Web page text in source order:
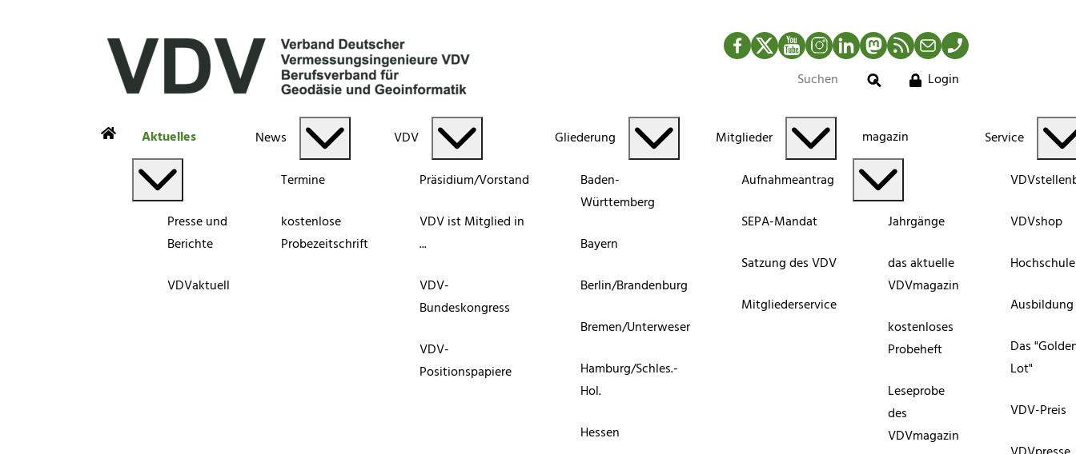
Facebook
TwitterYouTubeInstagram
LinkedInMastodonRSS-Newsfeed
MailTelefon
Suche
Login
Aktuelles
Presse und
Berichte
VDVaktuell
News
Termine
kostenlose
Probezeitschrift
VDV
Präsidium/Vorstand
VDV ist Mitglied in
...
VDV-
Bundeskongress
VDV-
Positionspapiere
Gliederung
Baden-
Württemberg
Bayern
Berlin/Brandenburg
Bremen/Unterweser
Hamburg/Schles.-
Hol.
Hessen
Mitglieder
Aufnahmeantrag
SEPA-Mandat
Satzung des VDV
Mitgliederservice
magazin
Jahrgänge
das aktuelle
VDVmagazin
kostenloses
Probeheft
Leseprobe
des
VDVmagazin
Service
VDVshop
Ausbildung
Das
Lot"
VDV-Preis